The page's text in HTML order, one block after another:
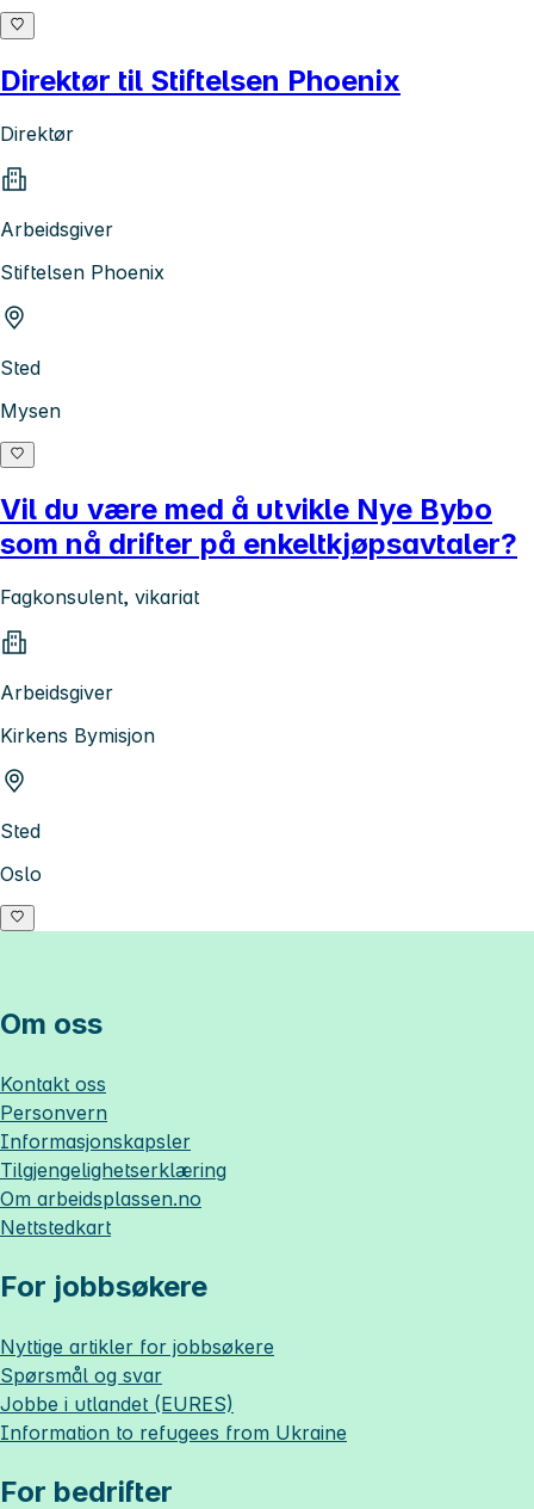
Direktør til Stiftelsen Phoenix
Direktør
Arbeidsgiver
Stiftelsen Phoenix
Sted
Mysen
Vil du være med å utvikle Nye Bybo
som nå drifter på enkeltkjøpsavtaler?
Fagkonsulent, vikariat
Arbeidsgiver
Kirkens Bymisjon
Sted
Oslo
Om oss
Kontakt oss
Personvern
Informasjonskapsler
Tilgjengelighetserklæring
Om arbeidsplassen.no
Nettstedkart
For jobbsøkere
Nyttige artikler for jobbsøkere
Spørsmål og svar
Jobbe i utlandet (EURES)
Information to refugees from Ukraine
For bedrifter